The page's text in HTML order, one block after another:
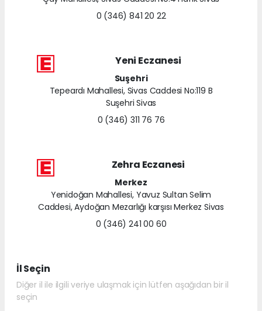
0 (346) 841 20 22
Yeni Eczanesi
Suşehri
Tepeardı Mahallesi, Sivas Caddesi No:119 B
Suşehri Sivas
0 (346) 311 76 76
Zehra Eczanesi
Merkez
Yenidoğan Mahallesi, Yavuz Sultan Selim
Caddesi, Aydoğan Mezarlığı karşısı Merkez Sivas
0 (346) 241 00 60
İl Seçin
Diğer il ile ilgili veriye ulaşmak için lütfen aşağıdan bir il
seçin